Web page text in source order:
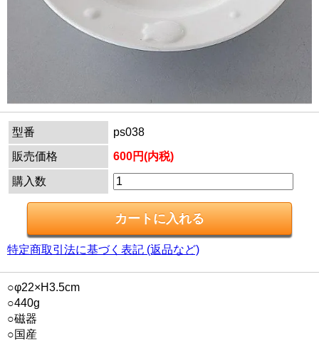
型番
ps038
販売価格
600円(内税)
購入数
特定商取引法に基づく表記 (返品など)
○φ22×H3.5cm
○440g
○磁器
○国産